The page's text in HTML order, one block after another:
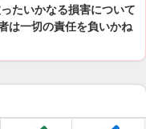
たいかなる損害について
は一切の責任を負いかね